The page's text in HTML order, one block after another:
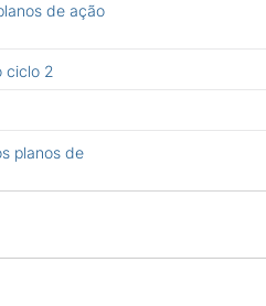
de ação
ciclo 2
planos de